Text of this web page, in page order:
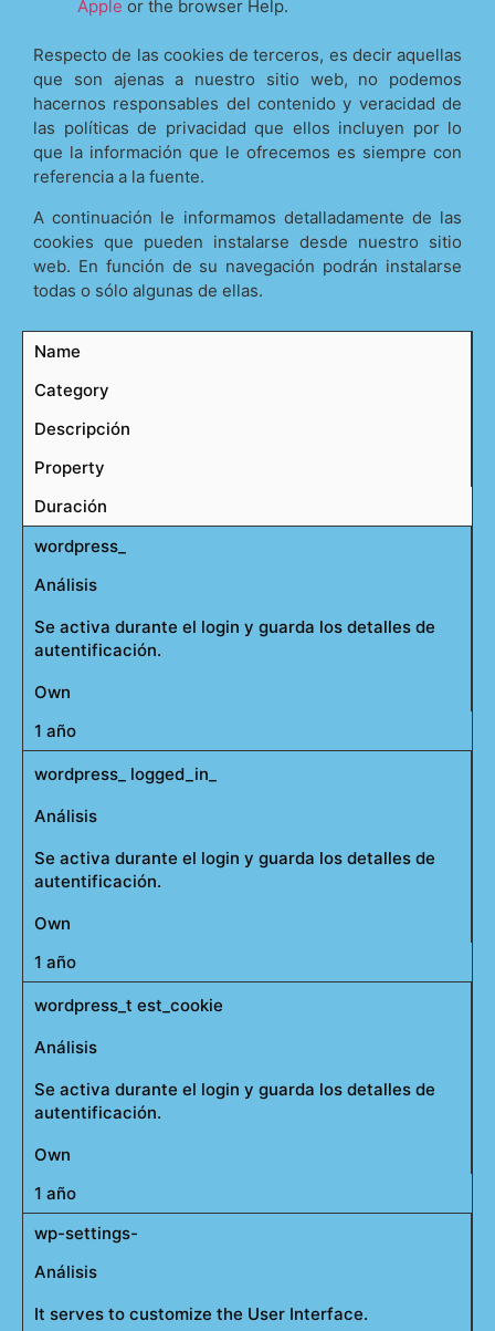
Apple or the browser Help.
Respecto de las cookies de terceros, es decir aquellas
que son ajenas a nuestro sitio web, no podemos
hacernos responsables del contenido y veracidad de
las políticas de privacidad que ellos incluyen por lo
que la información que le ofrecemos es siempre con
referencia a la fuente.
A continuación le informamos detalladamente de las
cookies que pueden instalarse desde nuestro sitio
web. En función de su navegación podrán instalarse
todas o sólo algunas de ellas.
Name
Category
Descripción
Property
Duración
wordpress_
Análisis
Se activa durante el login y guarda los detalles de
autentificación.
Own
1 año
wordpress_ logged_in_
Análisis
Se activa durante el login y guarda los detalles de
autentificación.
Own
1 año
wordpress_t est_cookie
Análisis
Se activa durante el login y guarda los detalles de
autentificación.
Own
1 año
wp-settings-
Análisis
It serves to customize the User Interface.